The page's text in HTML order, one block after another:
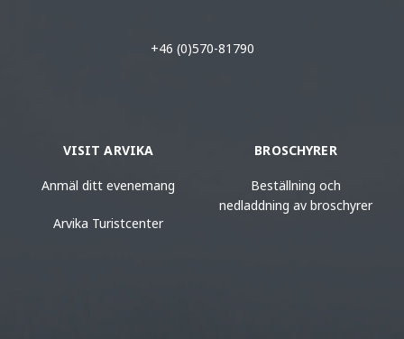
+46 (0)570-81790
VISIT ARVIKA
Anmäl ditt evenemang
Arvika Turistcenter
BROSCHYRER
Beställning och
nedladdning av broschyrer